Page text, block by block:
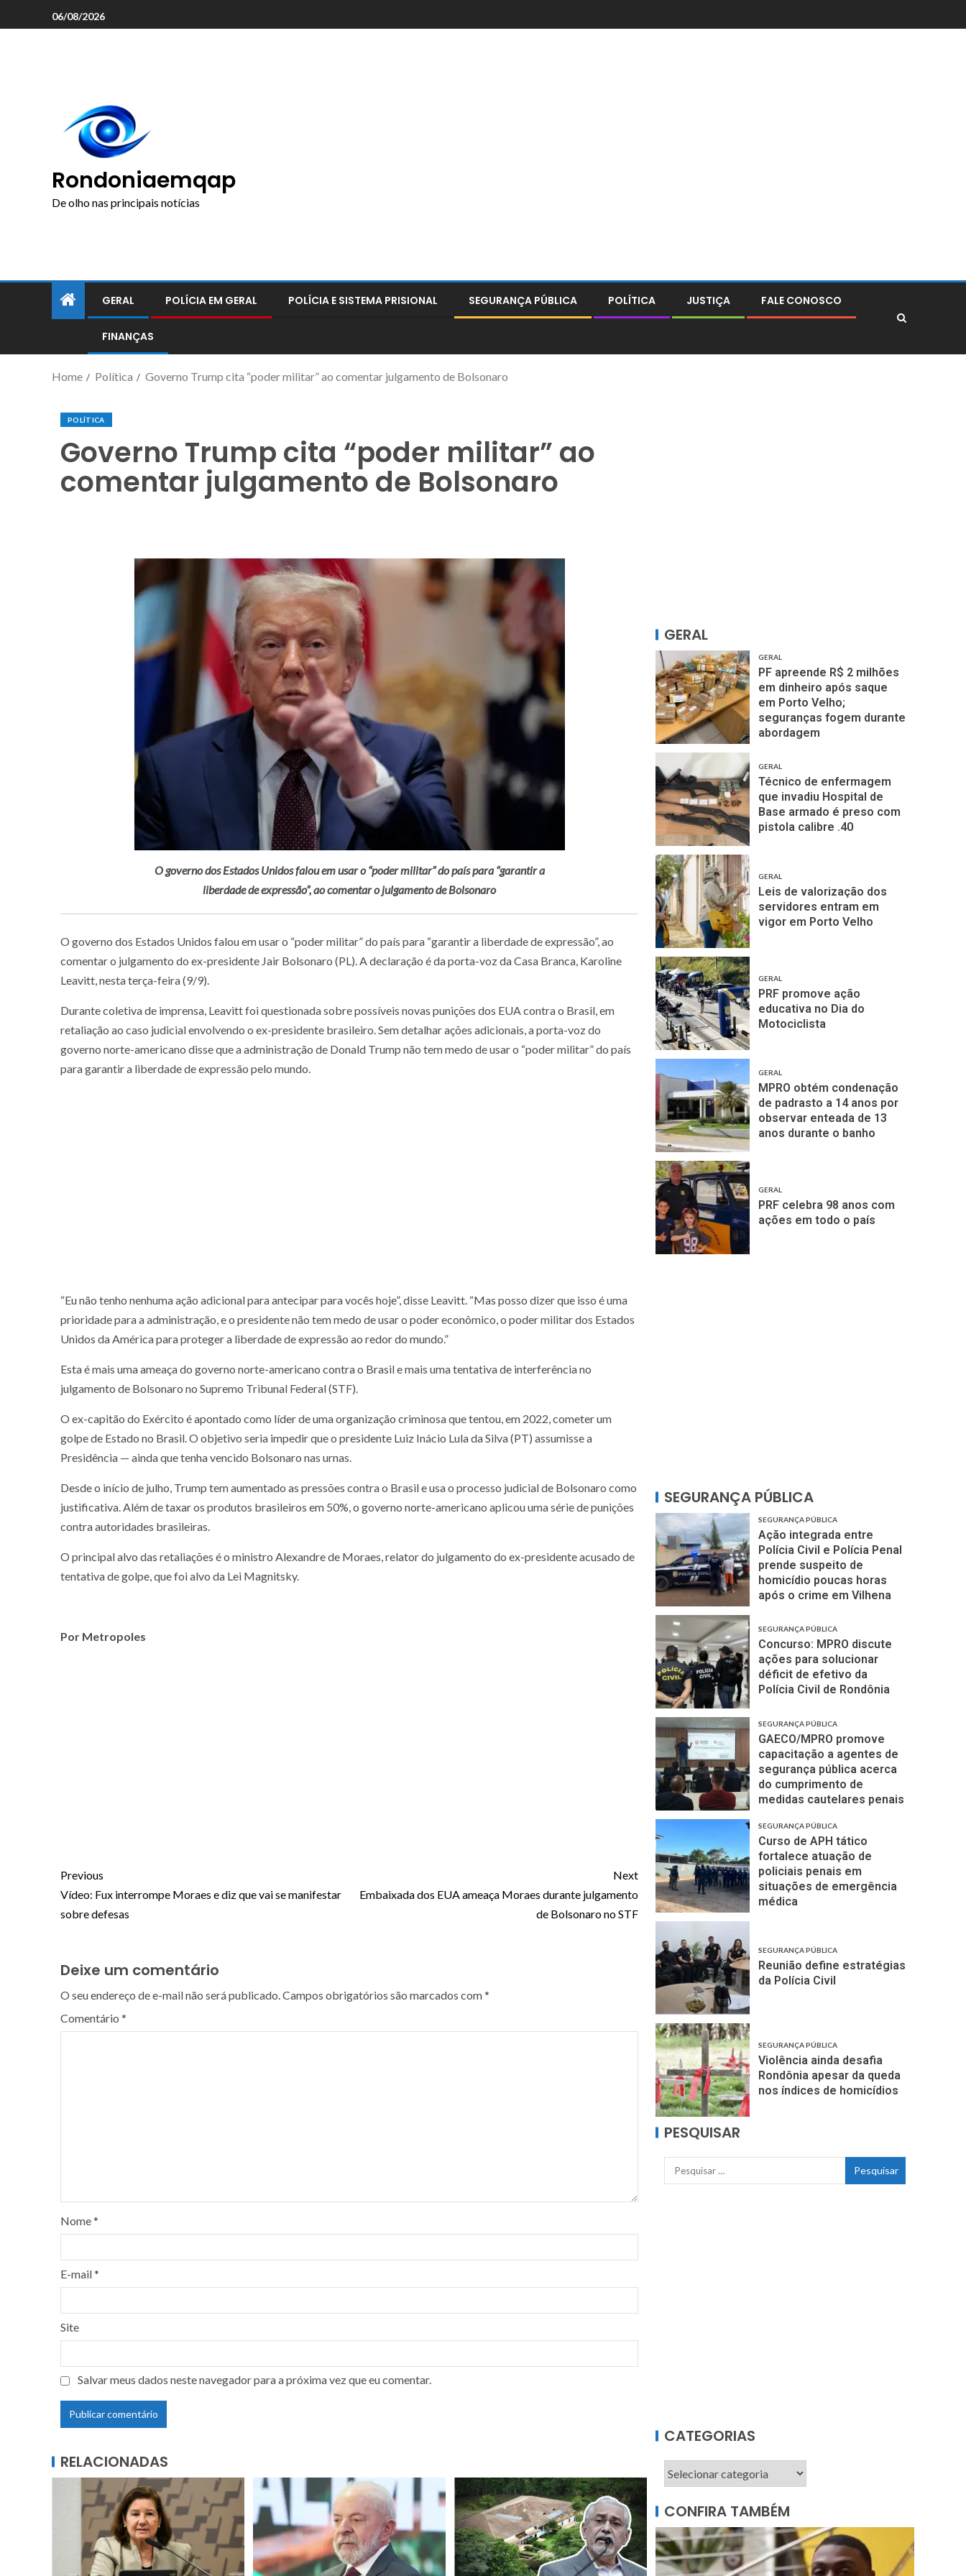
06/08/2026
Rondoniaemqap
De olho nas principais notícias
GERAL POLÍCIA EM GERAL POLÍCIA E SISTEMA PRISIONAL SEGURANÇA PÚBLICA POLÍTICA JUSTIÇA FALE CONOSCO
FINANÇAS
Home Política Governo Trump cita “poder militar” ao comentar julgamento de Bolsonaro
POLÍTICA
Governo Trump cita “poder militar” ao
comentar julgamento de Bolsonaro
O governo dos Estados Unidos falou em usar o “poder militar” do país para “garantir a
liberdade de expressão”, ao comentar o julgamento de Bolsonaro
O governo dos Estados Unidos falou em usar o “poder militar” do país para “garantir a liberdade de expressão”, ao
comentar o julgamento do ex-presidente Jair Bolsonaro (PL). A declaração é da porta-voz da Casa Branca, Karoline
Leavitt, nesta terça-feira (9/9).
Durante coletiva de imprensa, Leavitt foi questionada sobre possíveis novas punições dos EUA contra o Brasil, em
retaliação ao caso judicial envolvendo o ex-presidente brasileiro. Sem detalhar ações adicionais, a porta-voz do
governo norte-americano disse que a administração de Donald Trump não tem medo de usar o “poder militar” do país
para garantir a liberdade de expressão pelo mundo.
“Eu não tenho nenhuma ação adicional para antecipar para vocês hoje”, disse Leavitt. “Mas posso dizer que isso é uma
prioridade para a administração, e o presidente não tem medo de usar o poder econômico, o poder militar dos Estados
Unidos da América para proteger a liberdade de expressão ao redor do mundo.”
Esta é mais uma ameaça do governo norte-americano contra o Brasil e mais uma tentativa de interferência no
julgamento de Bolsonaro no Supremo Tribunal Federal (STF).
O ex-capitão do Exército é apontado como líder de uma organização criminosa que tentou, em 2022, cometer um
golpe de Estado no Brasil. O objetivo seria impedir que o presidente Luiz Inácio Lula da Silva (PT) assumisse a
Presidência — ainda que tenha vencido Bolsonaro nas urnas.
Desde o início de julho, Trump tem aumentado as pressões contra o Brasil e usa o processo judicial de Bolsonaro como
justificativa. Além de taxar os produtos brasileiros em 50%, o governo norte-americano aplicou uma série de punições
contra autoridades brasileiras.
O principal alvo das retaliações é o ministro Alexandre de Moraes, relator do julgamento do ex-presidente acusado de
tentativa de golpe, que foi alvo da Lei Magnitsky.
Por Metropoles
Previous
Vídeo: Fux interrompe Moraes e diz que vai se manifestar
sobre defesas
Next
Embaixada dos EUA ameaça Moraes durante julgamento
de Bolsonaro no STF
Deixe um comentário
O seu endereço de e-mail não será publicado.Campos obrigatórios são marcados com*
Comentário *
Nome*
E-mail*
Site
Salvar meus dados neste navegador para a próxima vez que eu comentar.
RELACIONADAS
GERAL
GERAL
PF apreende R$ 2 milhões
em dinheiro após saque
em Porto Velho;
seguranças fogem durante
abordagem
GERAL
Técnico de enfermagem
que invadiu Hospital de
Base armado é preso com
pistola calibre .40
GERAL
Leis de valorização dos
servidores entram em
vigor em Porto Velho
GERAL
PRF promove ação
educativa no Dia do
Motociclista
GERAL
MPRO obtém condenação
de padrasto a 14 anos por
observar enteada de 13
anos durante o banho
GERAL
PRF celebra 98 anos com
ações em todo o país
SEGURANÇA PÚBLICA
SEGURANÇA PÚBLICA
Ação integrada entre
Polícia Civil e Polícia Penal
prende suspeito de
homicídio poucas horas
após o crime em Vilhena
SEGURANÇA PÚBLICA
Concurso: MPRO discute
ações para solucionar
déficit de efetivo da
Polícia Civil de Rondônia
SEGURANÇA PÚBLICA
GAECO/MPRO promove
capacitação a agentes de
segurança pública acerca
do cumprimento de
medidas cautelares penais
SEGURANÇA PÚBLICA
Curso de APH tático
fortalece atuação de
policiais penais em
situações de emergência
médica
SEGURANÇA PÚBLICA
Reunião define estratégias
da Polícia Civil
SEGURANÇA PÚBLICA
Violência ainda desafia
Rondônia apesar da queda
nos índices de homicídios
PESQUISAR
CATEGORIAS
CONFIRA TAMBÉM